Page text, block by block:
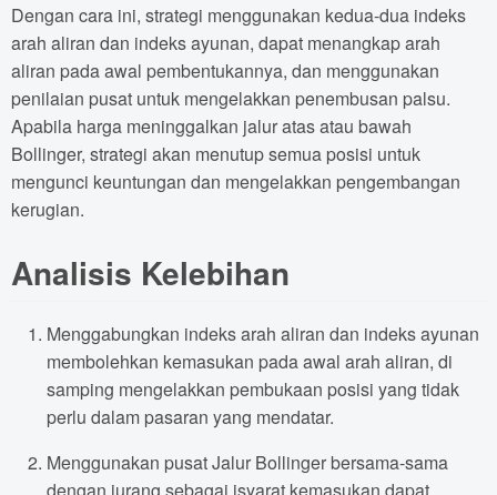
Dengan cara ini, strategi menggunakan kedua-dua indeks
arah aliran dan indeks ayunan, dapat menangkap arah
aliran pada awal pembentukannya, dan menggunakan
penilaian pusat untuk mengelakkan penembusan palsu.
Apabila harga meninggalkan jalur atas atau bawah
Bollinger, strategi akan menutup semua posisi untuk
mengunci keuntungan dan mengelakkan pengembangan
kerugian.
Analisis Kelebihan
Menggabungkan indeks arah aliran dan indeks ayunan
membolehkan kemasukan pada awal arah aliran, di
samping mengelakkan pembukaan posisi yang tidak
perlu dalam pasaran yang mendatar.
Menggunakan pusat Jalur Bollinger bersama-sama